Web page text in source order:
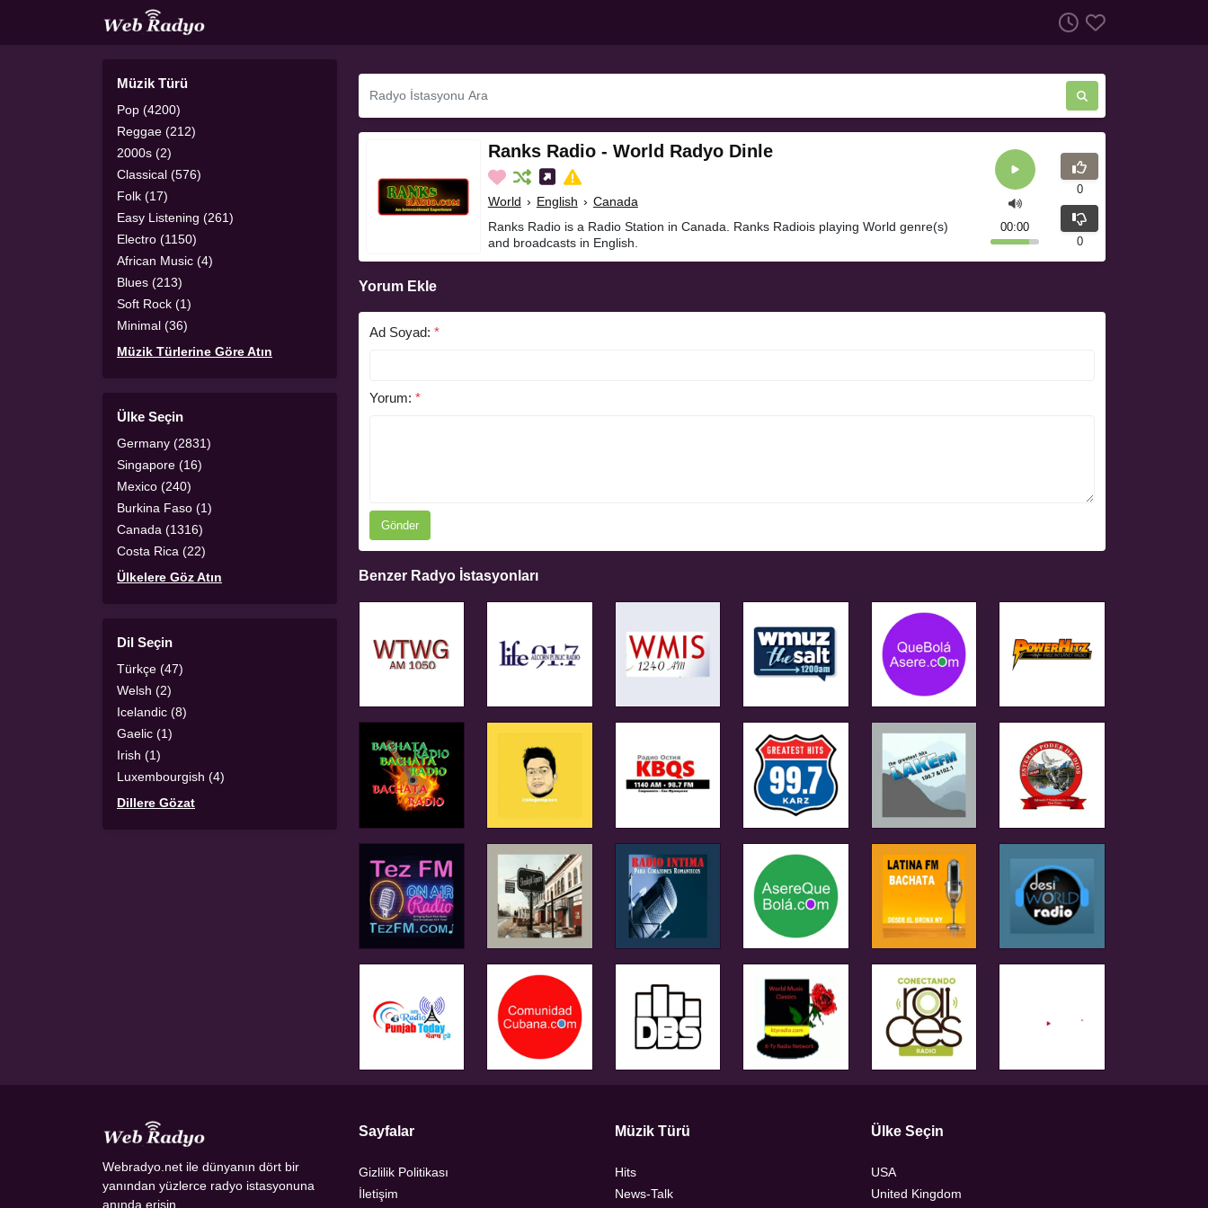
Müzik Türü
Pop (4200)
Reggae (212)
2000s (2)
Classical (576)
Folk (17)
Easy Listening (261)
Electro (1150)
African Music (4)
Blues (213)
Soft Rock (1)
Minimal (36)
Müzik Türlerine Göre Atın
Ülke Seçin
Germany (2831)
Singapore (16)
Mexico (240)
Burkina Faso (1)
Canada (1316)
Costa Rica (22)
Ülkelere Göz Atın
Dil Seçin
Türkçe (47)
Welsh (2)
Icelandic (8)
Gaelic (1)
Irish (1)
Luxembourgish (4)
Dillere Gözat
Ranks Radio - World Radyo Dinle
World › English › Canada
Ranks Radio is a Radio Station in Canada. Ranks Radiois playing World genre(s)
and broadcasts in English.
00:00
0
0
Yorum Ekle
Ad Soyad: *
Yorum: *
Gönder
Benzer Radyo İstasyonları
Webradyo.net ile dünyanın dört bir
yanından yüzlerce radyo istasyonuna
anında erişin.
Sayfalar
Gizlilik Politikası
İletişim
Müzik Türü
Hits
News-Talk
Ülke Seçin
USA
United Kingdom